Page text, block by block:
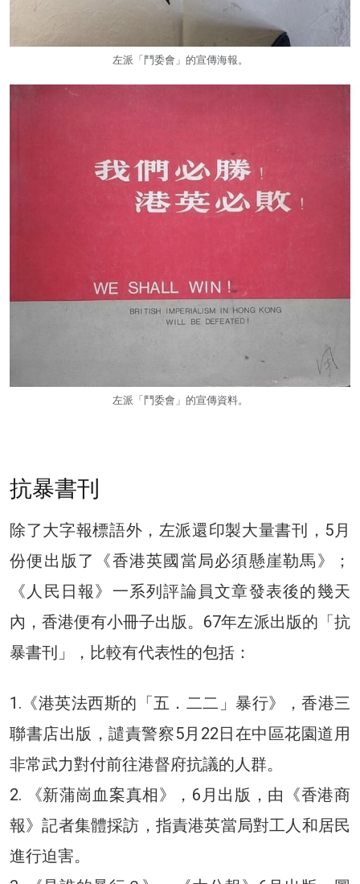
左派「鬥委會」的宣傳海報。
左派「鬥委會」的宣傳資料。
抗暴書刊
除了大字報標語外，左派還印製大量書刊，5月
份便出版了《香港英國當局必須懸崖勒馬》；
《人民日報》一系列評論員文章發表後的幾天
內，香港便有小冊子出版。67年左派出版的「抗
暴書刊」，比較有代表性的包括：
1.《港英法西斯的「五．二二」暴行》，香港三
聯書店出版，譴責警察5月22日在中區花園道用
非常武力對付前往港督府抗議的人群。
2. 《新蒲崗血案真相》，6月出版，由《香港商
報》記者集體採訪，指責港英當局對工人和居民
進行迫害。